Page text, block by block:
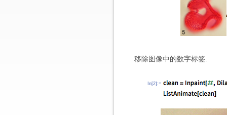
移除图像中的数字标签.
In[2]:=